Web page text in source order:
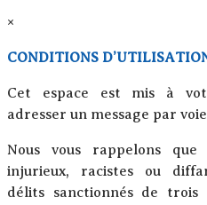
×
CONDITIONS
Cet espace est mis à
adresser un message par
Nous vous rappelons
injurieux, racistes ou
délits sanctionnés de trois